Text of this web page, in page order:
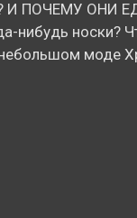
И ПОЧЕМУ ОНИ
нибудь носки?
моде